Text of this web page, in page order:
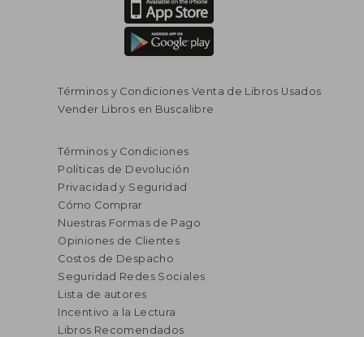
Términos y Condiciones Venta de Libros Usados
Vender Libros en Buscalibre
Términos y Condiciones
Políticas de Devolución
Privacidad y Seguridad
Cómo Comprar
Nuestras Formas de Pago
Opiniones de Clientes
Costos de Despacho
Seguridad Redes Sociales
Lista de autores
Incentivo a la Lectura
Libros Recomendados